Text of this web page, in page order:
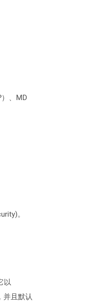
、MD
。
以
并且默认